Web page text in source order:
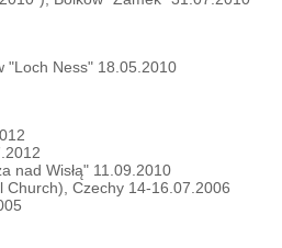
"Loch Ness" 18.05.2010
nad Wisłą" 11.09.2010
Church), Czechy 14-16.07.2006